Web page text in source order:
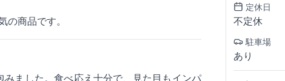
商品です。
ました。食べ応え十分で、見た目もインパ
定休日
不定休
駐車場
あり